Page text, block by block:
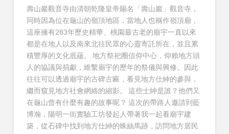
壽山巖觀音寺由清朝乾隆皇帝賜名「壽山巖」觀音寺，
同時因為位在龜山的嶺頂地區，當地人也稱作嶺頂廟，
這座擁有283年歷史精華、桃園最古老的廟宇一直以來
都是在地人以及南來北往民眾的心靈寄託所在，並且累
積豐厚的文化底蘊。 地方祭祀圈信仰中心，仰賴地方頭
人的協議與捐獻，維繫廟宇的歷年的祭儀與興修。因此
往往可以透過廟宇的古碑古匾，看見地方仕紳的參與，
繼而窺見地方社會網絡的縮影。 這些士紳是誰？他們又
在龜山曾有什麼有趣的故事呢？ 這次的帶路人邀請到藍
博瀚，陽明一街實驗工坊發起人帶著我一起看廟宇建
築，從石碑中找到地方仕紳的蛛絲馬跡，訪問地方居民